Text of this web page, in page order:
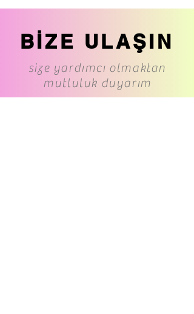
BİZE ULAŞIN
size yardımcı olmaktan
mutluluk duyarım